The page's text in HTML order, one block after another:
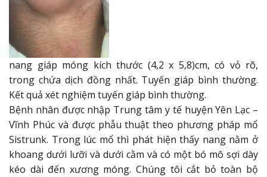
nang giáp móng kích thước (4,2 x 5,8)cm, có vỏ rõ,
trong chứa dịch đồng nhất. Tuyến giáp bình thường.
Kết quả xét nghiệm tuyến giáp bình thường.
Bệnh nhân được nhập Trung tâm y tế huyện Yên Lạc –
Vĩnh Phúc và được phẫu thuật theo phương pháp mổ
Sistrunk. Trong lúc mổ thì phát hiện thấy nang nằm ở
khoang dưới lưỡi và dưới cằm và có một bó mô sợi dày
kéo dài đến xương móng. Chúng tôi cắt bỏ toàn bộ